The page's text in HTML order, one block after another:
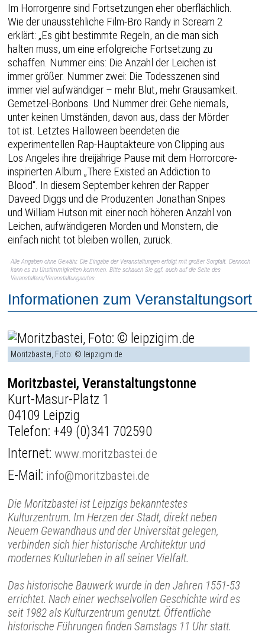
Im Horrorgenre sind Fortsetzungen eher oberflächlich.
Wie der unausstehliche Film-Bro Randy in Scream 2
erklärt: „Es gibt bestimmte Regeln, an die man sich
halten muss, um eine erfolgreiche Fortsetzung zu
schaffen. Nummer eins: Die Anzahl der Leichen ist
immer größer. Nummer zwei: Die Todesszenen sind
immer viel aufwändiger – mehr Blut, mehr Grausamkeit.
Gemetzel-Bonbons. Und Nummer drei: Gehe niemals,
unter keinen Umständen, davon aus, dass der Mörder
tot ist. Letztes Halloween beendeten die
experimentellen Rap-Hauptakteure von Clipping aus
Los Angeles ihre dreijährige Pause mit dem Horrorcore-
inspirierten Album „There Existed an Addiction to
Blood“. In diesem September kehren der Rapper
Daveed Diggs und die Produzenten Jonathan Snipes
und William Hutson mit einer noch höheren Anzahl von
Leichen, aufwändigeren Morden und Monstern, die
einfach nicht tot bleiben wollen, zurück.
Alle Angaben ohne Gewähr. Die Eingabe der Veranstaltungen erfolgt mit großer Sorgfalt. Dennoch
kann es zu Unstimmigkeiten kommen. Bitte schauen Sie ggf. auch auf die Seite des
Veranstalters/Veranstaltungsortes.
Informationen zum Veranstaltungsort
Moritzbastei, Foto: © leipzigim.de
Moritzbastei, Veranstaltungstonne
Kurt-Masur-Platz 1
04109 Leipzig
Telefon: +49 (0)341 702590
Internet:www.moritzbastei.de
E-Mail: info@moritzbastei.de
Die Moritzbastei ist Leipzigs bekanntestes
Kulturzentrum. Im Herzen der Stadt, direkt neben
Neuem Gewandhaus und der Universität gelegen,
verbinden sich hier historische Architektur und
modernes Kulturleben in all seiner Vielfalt.
Das historische Bauwerk wurde in den Jahren 1551-53
errichtet. Nach einer wechselvollen Geschichte wird es
seit 1982 als Kulturzentrum genutzt. Öffentliche
historische Führungen finden Samstags 11 Uhr statt.